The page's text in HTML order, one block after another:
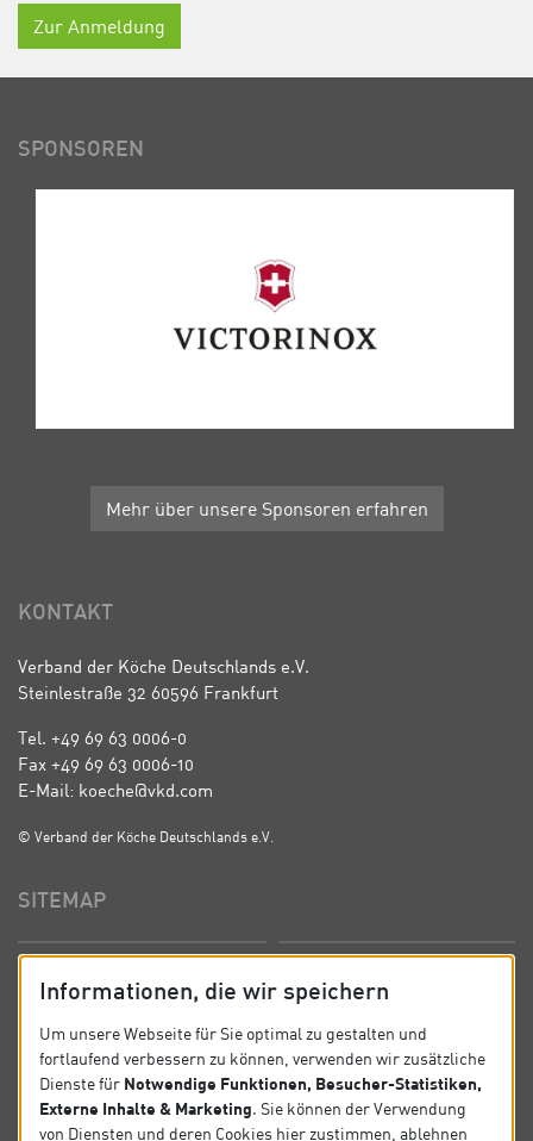
Zur Anmeldung
SPONSOREN
Mehr über unsere Sponsoren erfahren
KONTAKT
Verband der Köche Deutschlands e.V.
Steinlestraße 32 60596 Frankfurt
Tel. +49 69 63 0006-0
Fax +49 69 63 0006-10
E-Mail: koeche@vkd.com
© Verband der Köche Deutschlands e.V.
SITEMAP
News Kontakt
Datenschutz Impressum
Informationen, die wir speichern
Um unsere Webseite für Sie optimal zu gestalten und
fortlaufend verbessern zu können, verwenden wir zusätzliche
Dienste für Notwendige Funktionen, Besucher-Statistiken,
Externe Inhalte & Marketing. Sie können der Verwendung
von Diensten und deren Cookies hier zustimmen, ablehnen